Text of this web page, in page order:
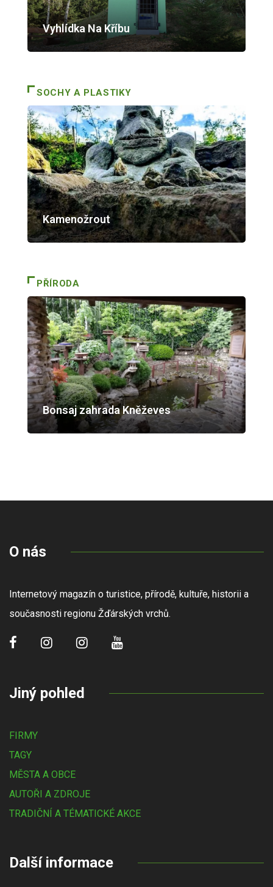
Vyhlídka Na Kříbu
SOCHY A PLASTIKY
Kamenožrout
PŘÍRODA
Bonsaj zahrada Kněževes
O nás
Internetový magazín o turistice, přírodě, kultuře, historii a
současnosti regionu Žďárských vrchů.
Jiný pohled
FIRMY
TAGY
MĚSTA A OBCE
AUTOŘI A ZDROJE
TRADIČNÍ A TÉMATICKÉ AKCE
Další informace